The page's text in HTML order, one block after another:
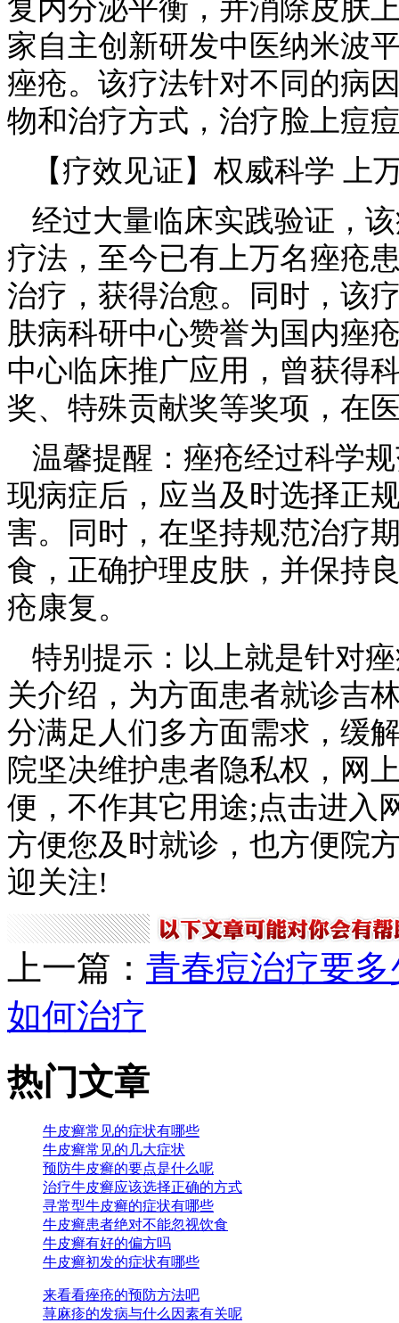
复内分泌平衡，并消除皮肤
家自主创新研发中医纳米波
痤疮。该疗法针对不同的病
物和治疗方式，治疗脸上痘
【疗效见证】权威科学 上
经过大量临床实践验证，
疗法，至今已有上万名痤疮
治疗，获得治愈。同时，该
肤病科研中心赞誉为国内痤
中心临床推广应用，曾获得
奖、特殊贡献奖等奖项，在
温馨提醒：痤疮经过科学
现病症后，应当及时选择正
害。同时，在坚持规范治疗
食，正确护理皮肤，并保持
疮康复。
特别提示：以上就是针对
关介绍，为方面患者就诊吉
分满足人们多方面需求，缓
院坚决维护患者隐私权，网
便，不作其它用途;点击进入
方便您及时就诊，也方便院
迎关注!
上一篇： 青春痘治疗要多
如何治疗
热门文章
牛皮癣常见的症状有哪些
牛皮癣常见的几大症状
预防牛皮癣的要点是什么呢
治疗牛皮癣应该选择正确的方式
寻常型牛皮癣的症状有哪些
牛皮癣患者绝对不能忽视饮食
牛皮癣有好的偏方吗
牛皮癣初发的症状有哪些
来看看痤疮的预防方法吧
荨麻疹的发病与什么因素有关呢